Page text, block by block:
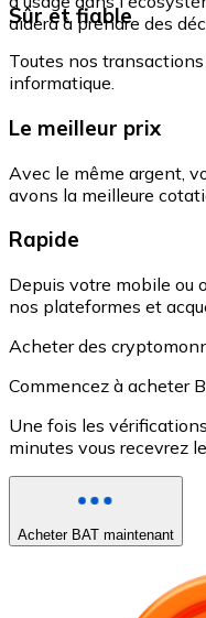
aidera à prendre des
Sûr et fiable
Toutes nos
informatique.
Le meilleur prix
Avec le même argent,
avons la meilleure
Rapide
Depuis votre mobile ou
nos plateformes et
Acheter des
Commencez à acheter
Une fois les
minutes vous recevrez
Acheter BAT maintenant